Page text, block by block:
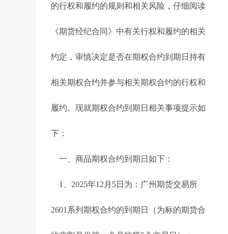
的行权和履约的规则和相关风险，仔细阅读
《期货经纪合同》中有关行权和履约的相关
约定，审慎决定是否在期权合约到期日持有
相关期权合约并参与相关期权合约的行权和
履约。现就期权合约到期日相关事项提示如
下：
一、商品期权合约到期日如下：
1、2025年12月5日为：广州期货交易所
2601系列期权合约的到期日（为标的期货合